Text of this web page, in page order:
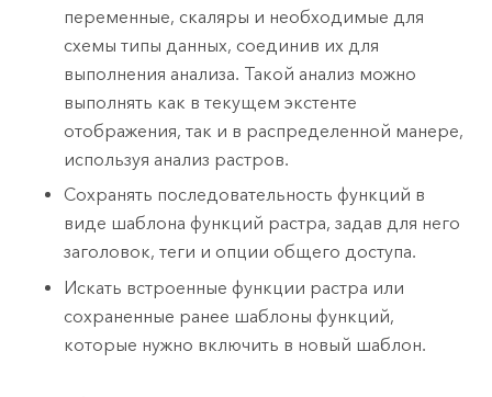
переменные, скаляры и необходимые для
схемы типы данных, соединив их для
выполнения анализа. Такой анализ можно
выполнять как в текущем экстенте
отображения, так и в распределенной манере,
используя анализ растров.
Сохранять последовательность функций в
виде шаблона функций растра, задав для него
заголовок, теги и опции общего доступа.
Искать встроенные функции растра или
сохраненные ранее шаблоны функций,
которые нужно включить в новый шаблон.